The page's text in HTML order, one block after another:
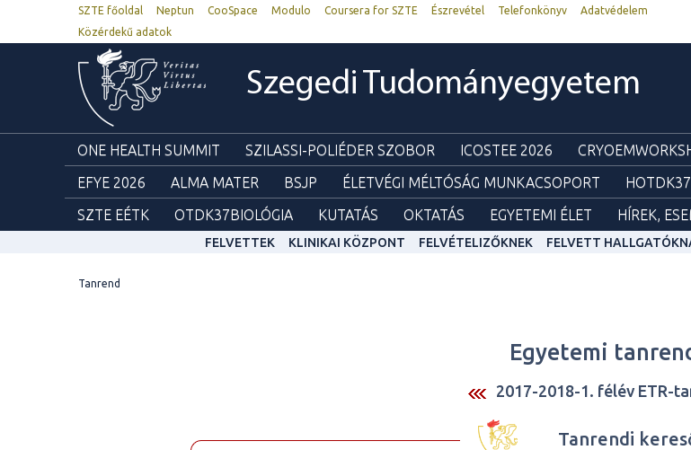
SZTE főoldal Neptun CooSpace Modulo Coursera for SZTE Észrevétel Telefonkönyv
Adatvédelem
Közérdekű adatok
Szegedi Tudományegyetem
ONE HEALTH SUMMIT SZILASSI-POLIÉDER SZOBOR ICOSTEE 2026
EFYE 2026
ALMA MATER BSJP ÉLETVÉGI MÉLTÓSÁG MUNKACSOPORT HOTDK37
SZTE EÉTK
OTDK37BIOLÓGIA KUTATÁS OKTATÁS EGYETEMI ÉLET HÍREK,
FELVETTEK KLINIKAI KÖZPONT FELVÉTELIZŐKNEK FELVETT
Tanrend
Egyetemi
2017-2018-1. félév ETR-
Tanrendi